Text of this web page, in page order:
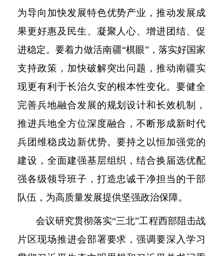
为导向加快发展特色优势产业，推动发展成
果更好惠及民生、凝聚人心、增进团结、促
进稳定。要着力做活南疆“棋眼”，落实好国家
支持政策，加快破解突出问题，推动南疆实
现更有利于长治久安的根本性变化。要健全
完善兵地融合发展的规划设计和长效机制，
推进兵地全方位深度融合，不断形成新时代
兵团维稳戍边新优势。要持之以恒加强党的
建设，全面建强基层组织，结合换届选优配
强各级领导班子，打造忠诚干净担当的干部
队伍，为高质量发展提供坚强政治保障。
会议研究贯彻落实“三北”工程西部阻击战
片区现场推进会部署要求，强调要深入学习